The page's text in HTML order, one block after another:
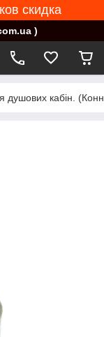
скидка
)
душових кабін.